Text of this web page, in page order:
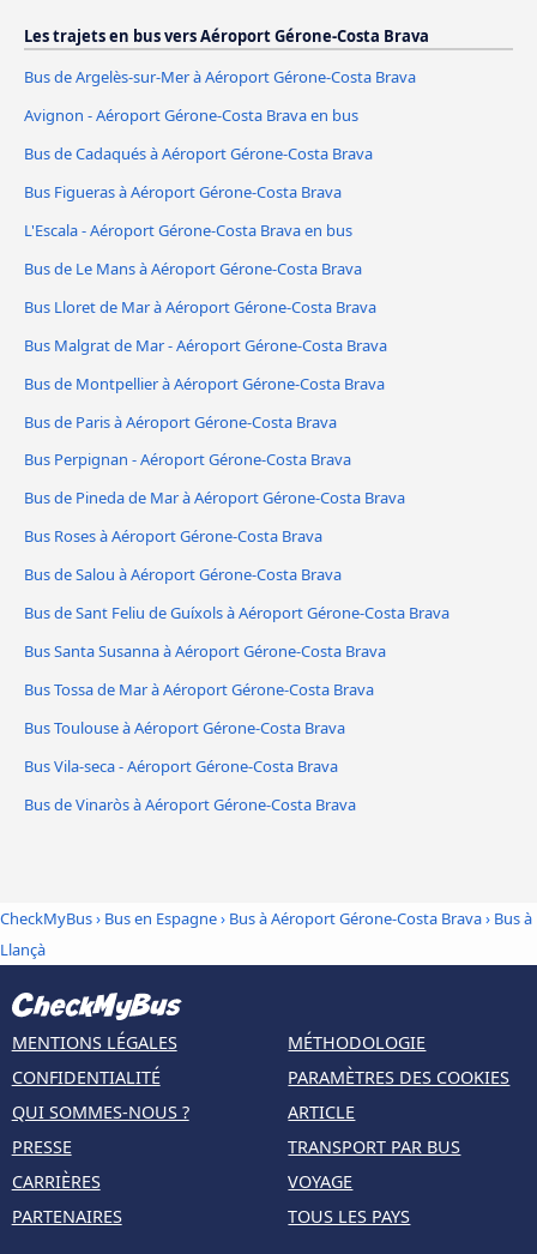
Les trajets en bus vers Aéroport Gérone-Costa Brava
Bus de Argelès-sur-Mer à Aéroport Gérone-Costa Brava
Avignon - Aéroport Gérone-Costa Brava en bus
Bus de Cadaqués à Aéroport Gérone-Costa Brava
Bus Figueras à Aéroport Gérone-Costa Brava
L'Escala - Aéroport Gérone-Costa Brava en bus
Bus de Le Mans à Aéroport Gérone-Costa Brava
Bus Lloret de Mar à Aéroport Gérone-Costa Brava
Bus Malgrat de Mar - Aéroport Gérone-Costa Brava
Bus de Montpellier à Aéroport Gérone-Costa Brava
Bus de Paris à Aéroport Gérone-Costa Brava
Bus Perpignan - Aéroport Gérone-Costa Brava
Bus de Pineda de Mar à Aéroport Gérone-Costa Brava
Bus Roses à Aéroport Gérone-Costa Brava
Bus de Salou à Aéroport Gérone-Costa Brava
Bus de Sant Feliu de Guíxols à Aéroport Gérone-Costa Brava
Bus Santa Susanna à Aéroport Gérone-Costa Brava
Bus Tossa de Mar à Aéroport Gérone-Costa Brava
Bus Toulouse à Aéroport Gérone-Costa Brava
Bus Vila-seca - Aéroport Gérone-Costa Brava
Bus de Vinaròs à Aéroport Gérone-Costa Brava
CheckMyBus› Bus en Espagne› Bus à Aéroport Gérone-Costa Brava› Bus à
Llançà
MENTIONS LÉGALES
CONFIDENTIALITÉ
QUI SOMMES-NOUS ?
PRESSE
CARRIÈRES
PARTENAIRES
MÉTHODOLOGIE
PARAMÈTRES DES COOKIES
ARTICLE
TRANSPORT PAR BUS
VOYAGE
TOUS LES PAYS